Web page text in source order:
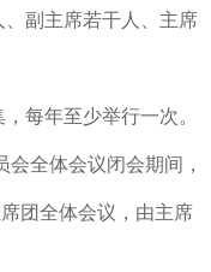
副主席若干人、主席
每年至少举行一次。
全体会议闭会期间，
团全体会议，由主席